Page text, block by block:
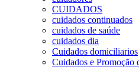
CUIDADOS
cuidados continuados
cuidados de saúde
cuidados dia
Cuidados domiciliarios
Cuidados e Promoção